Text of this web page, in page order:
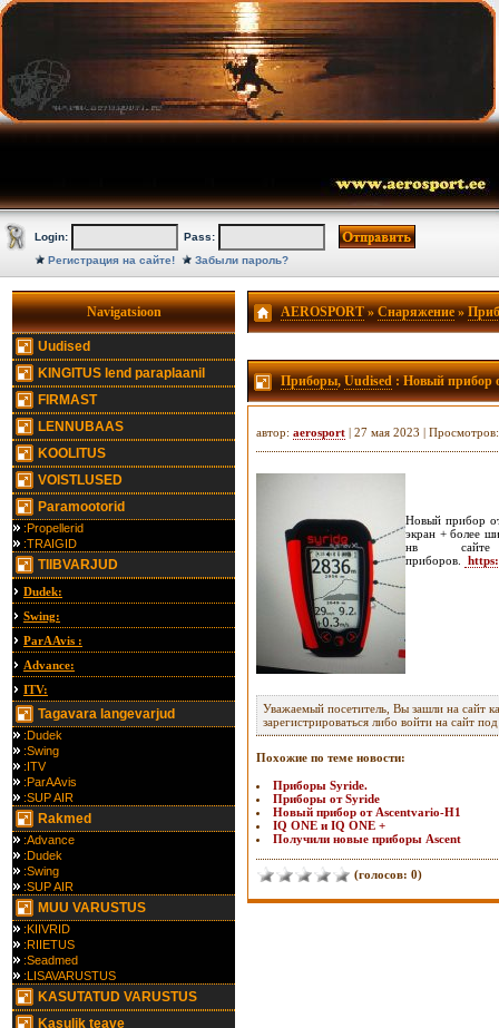
Login:
Pass:
Регистрация на сайте!
Забыли пароль?
Navigatsioon
Uudised
KINGITUS lend paraplaanil
FIRMAST
LENNUBAAS
KOOLITUS
VOISTLUSED
Paramootorid
:Propellerid
:TRAIGID
TIIBVARJUD
Dudek:
Swing:
ParAAvis :
Advance:
ITV:
Tagavara langevarjud
:Dudek
:Swing
:ITV
:ParAAvis
:SUP AIR
Rakmed
:Advance
:Dudek
:Swing
:SUP AIR
MUU VARUSTUS
:KIIVRID
:RIIETUS
:Seadmed
:LISAVARUSTUS
KASUTATUD VARUSTUS
Kasulik teave
AEROSPORT»Снаряжение»
Приборы,Uudised: Новый прибор
автор: aerosport | 27 мая 2023 |
Новый прибор
экран + более
нв сайте
приборов.
Уважаемый посетитель, Вы зашли на сайт
зарегистрироваться либо войти на сайт
Похожие по теме новости:
Приборы Syride.
Приборы от Syride
Новый прибор от Ascentvario-Н1
IQ ONE и IQ ONE +
Получили новые приборы Ascent
(голосов: 0)